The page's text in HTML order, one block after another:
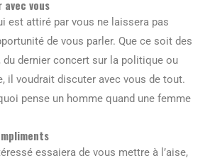
vous
est attiré par vous ne laissera pas
de vous parler. Que ce soit des
du dernier concert sur la politique ou
il voudrait discuter avec vous de tout.
pense un homme quand une femme
essaiera de vous mettre à l’aise,